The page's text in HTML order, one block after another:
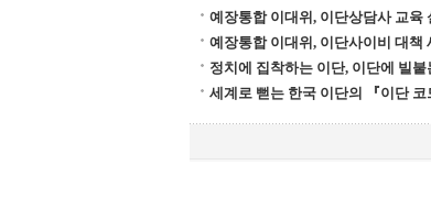
예장통합 이대위, 이단상담사 교육
예장통합 이대위, 이단사이비 대책
정치에 집착하는 이단, 이단에 빌붙
세계로 뻗는 한국 이단의 『이단 코